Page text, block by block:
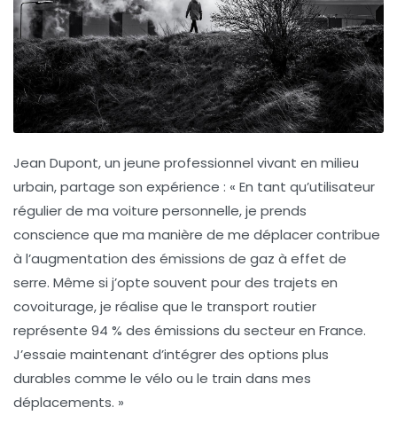
Jean Dupont, un jeune professionnel vivant en milieu
urbain, partage son expérience : « En tant qu’utilisateur
régulier de ma voiture personnelle, je prends
conscience que ma manière de me déplacer contribue
à l’augmentation des émissions de gaz à effet de
serre. Même si j’opte souvent pour des trajets en
covoiturage, je réalise que le transport routier
représente 94 % des émissions du secteur en France.
J’essaie maintenant d’intégrer des options plus
durables comme le vélo ou le train dans mes
déplacements. »